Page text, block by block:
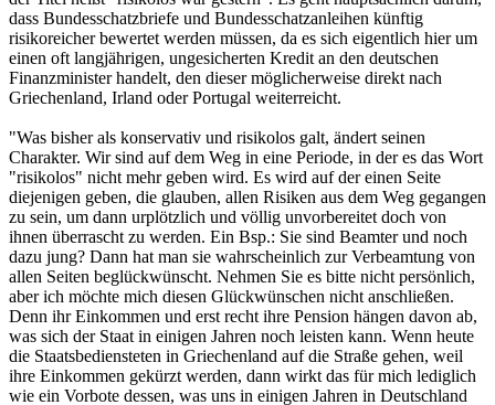
dass Bundesschatzbriefe und Bundesschatzanleihen künftig
risikoreicher bewertet werden müssen, da es sich eigentlich hier um
einen oft langjährigen, ungesicherten Kredit an den deutschen
Finanzminister handelt, den dieser möglicherweise direkt nach
Griechenland, Irland oder Portugal weiterreicht.
"Was bisher als konservativ und risikolos galt, ändert seinen
Charakter. Wir sind auf dem Weg in eine Periode, in der es das Wort
"risikolos" nicht mehr geben wird. Es wird auf der einen Seite
diejenigen geben, die glauben, allen Risiken aus dem Weg gegangen
zu sein, um dann urplötzlich und völlig unvorbereitet doch von
ihnen überrascht zu werden. Ein Bsp.: Sie sind Beamter und noch
dazu jung? Dann hat man sie wahrscheinlich zur Verbeamtung von
allen Seiten beglückwünscht. Nehmen Sie es bitte nicht persönlich,
aber ich möchte mich diesen Glückwünschen nicht anschließen.
Denn ihr Einkommen und erst recht ihre Pension hängen davon ab,
was sich der Staat in einigen Jahren noch leisten kann. Wenn heute
die Staatsbediensteten in Griechenland auf die Straße gehen, weil
ihre Einkommen gekürzt werden, dann wirkt das für mich lediglich
wie ein Vorbote dessen, was uns in einigen Jahren in Deutschland